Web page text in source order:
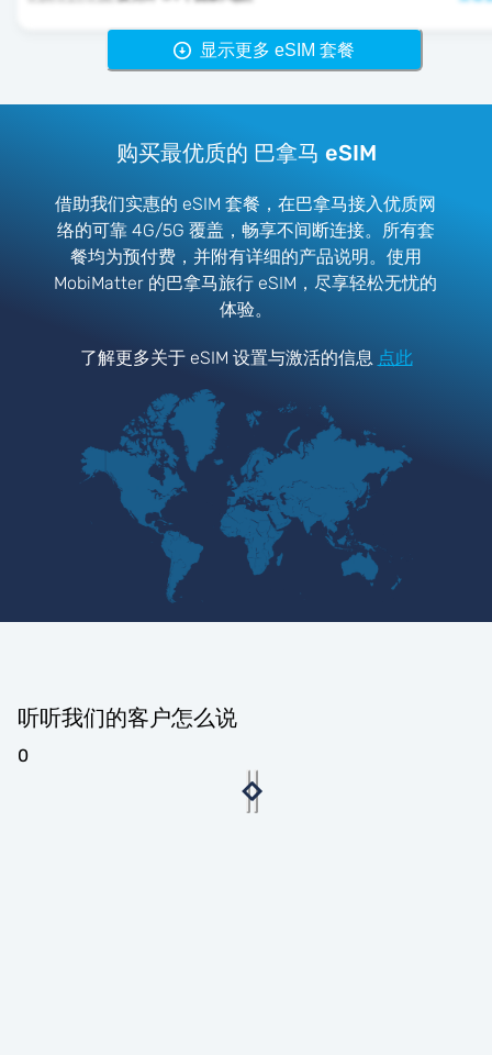
显示更多 eSIM 套餐
购买最优质的 巴拿马 eSIM
借助我们实惠的 eSIM 套餐，在巴拿马接入优质网
络的可靠 4G/5G 覆盖，畅享不间断连接。所有套
餐均为预付费，并附有详细的产品说明。使用
MobiMatter 的巴拿马旅行 eSIM，尽享轻松无忧的
体验。
了解更多关于 eSIM 设置与激活的信息 点此
听听我们的客户怎么说
0